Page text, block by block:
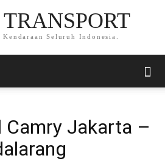
Seluruh Indonesia.
Camry Jakarta –